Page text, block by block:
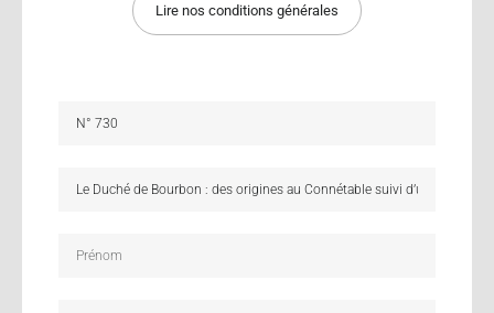
Lire nos conditions générales